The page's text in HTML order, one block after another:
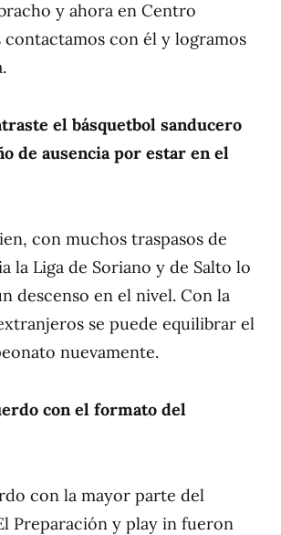
y ahora en Centro
contactamos con él y logramos
el básquetbol sanducero
de ausencia por estar en el
con muchos traspasos de
la Liga de Soriano y de Salto lo
descenso en el nivel. Con la
se puede equilibrar el
nuevamente.
con el formato del
con la mayor parte del
Preparación y play in fueron